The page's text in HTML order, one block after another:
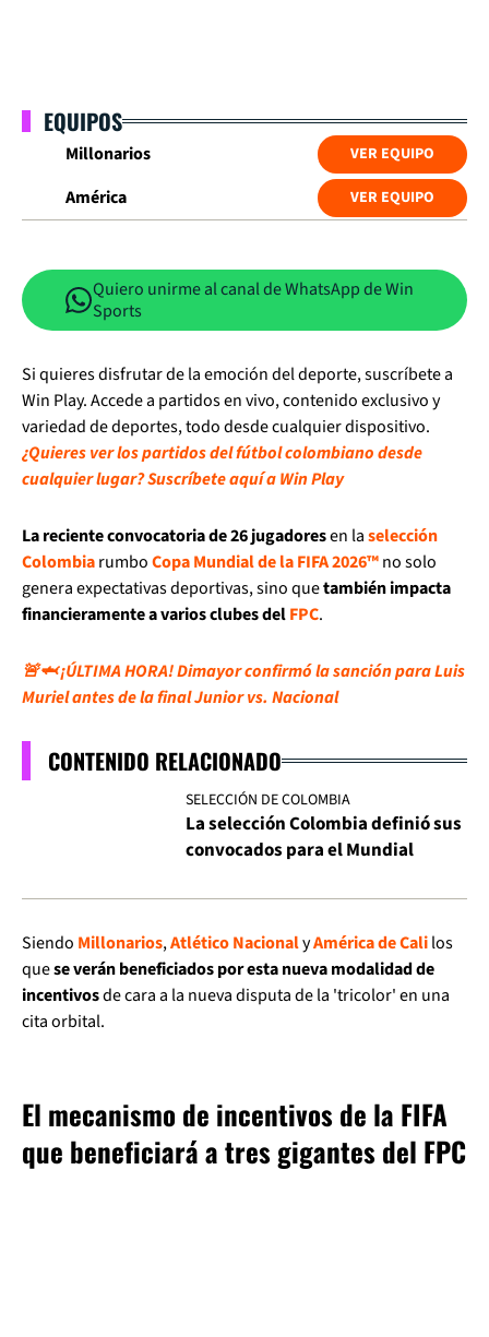
EQUIPOS
Millonarios VER EQUIPO
América VER EQUIPO
Quiero unirme al canal de WhatsApp de Win
Sports
Si quieres disfrutar de la emoción del deporte, suscríbete a
Win Play. Accede a partidos en vivo, contenido exclusivo y
variedad de deportes, todo desde cualquier dispositivo.
¿Quieres ver los partidos del fútbol colombiano desde
cualquier lugar? Suscríbete aquí a Win Play
La reciente convocatoria de 26 jugadoresen laselección
ColombiarumboCopa Mundial de la FIFA 2026™no solo
genera expectativas deportivas, sino quetambién impacta
financieramente a varios clubes delFPC.
🚨🦈 ¡ÚLTIMA HORA! Dimayor confirmó la sanción para Luis
Muriel antes de la final Junior vs. Nacional
CONTENIDO RELACIONADO
SELECCIÓN DE COLOMBIA
La selección Colombia definió sus
convocados para el Mundial
Siendo Millonarios,Atlético NacionalyAmérica de Calilos
quese verán beneficiados por esta nueva modalidad de
incentivosde cara a la nueva disputa de la 'tricolor' en una
cita orbital.
El mecanismo de incentivos de la FIFA
que beneficiará a tres gigantes del FPC